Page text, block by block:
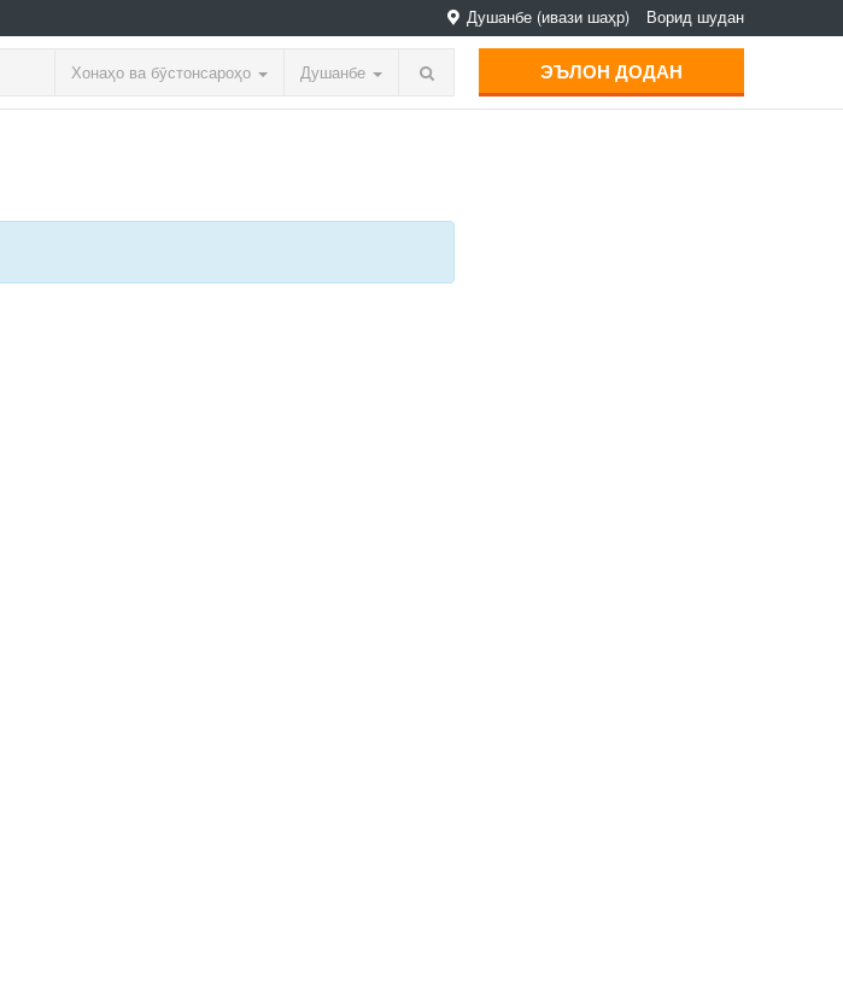
Душанбе (ивази шаҳр) Ворид шудан
Хонаҳо ва бӯстонсароҳо Душанбе ЭЪЛОН ДОДАН